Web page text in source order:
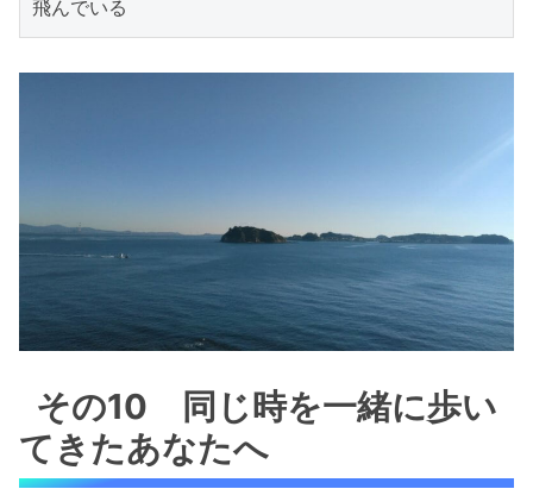
飛んでいる
その10 同じ時を一緒に歩い
てきたあなたへ